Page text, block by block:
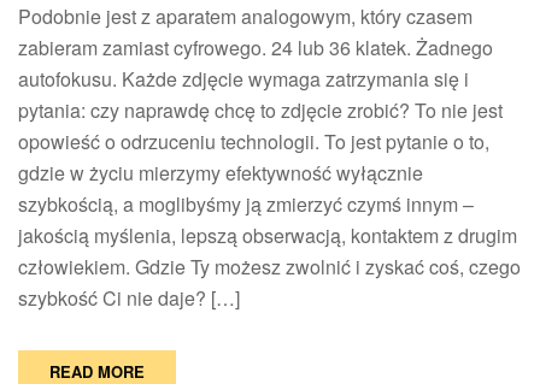
Podobnie jest z aparatem analogowym, który czasem
zabieram zamiast cyfrowego. 24 lub 36 klatek. Żadnego
autofokusu. Każde zdjęcie wymaga zatrzymania się i
pytania: czy naprawdę chcę to zdjęcie zrobić? To nie jest
opowieść o odrzuceniu technologii. To jest pytanie o to,
gdzie w życiu mierzymy efektywność wyłącznie
szybkością, a moglibyśmy ją zmierzyć czymś innym –
jakością myślenia, lepszą obserwacją, kontaktem z drugim
człowiekiem. Gdzie Ty możesz zwolnić i zyskać coś, czego
szybkość Ci nie daje? […]
READ MORE